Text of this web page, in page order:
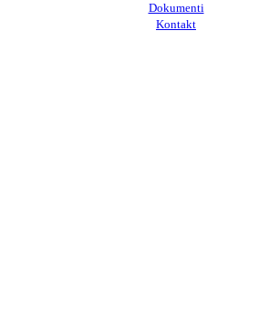
Dokumenti
Kontakt